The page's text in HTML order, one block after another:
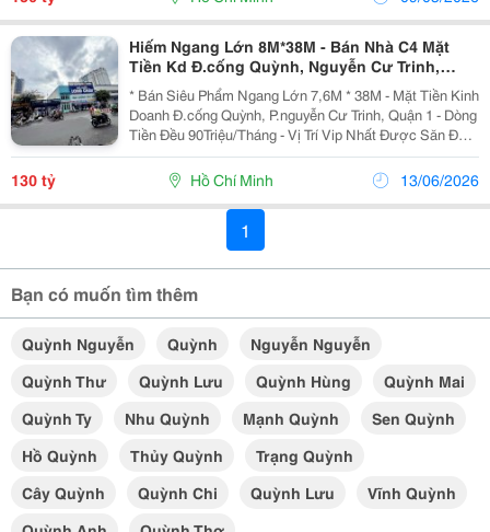
Hiếm Ngang Lớn 8M*38M - Bán Nhà C4 Mặt
Tiền Kd Đ.cống Quỳnh, Nguyễn Cư Trinh,
Quận 1 - Dòng Tiền Đều 90Tr/Th - Giang
Giang:
* Bán Siêu Phẩm Ngang Lớn 7,6M * 38M - Mặt Tiền Kinh
Doanh Đ.cống Quỳnh, P.nguyễn Cư Trinh, Quận 1 - Dòng
Tiền Đều 90Triệu/Tháng - Vị Trí Vip Nhất Được Săn Đón
- Diện Tích: 271M2. - Kết Cấu: Cấp 4 - Phù Hợp Chủ Mới
Về Xây Theo Công Năng Hoạt Động -...
130 tỷ Hồ Chí Minh 13/06/2026
1
Bạn có muốn tìm thêm
Quỳnh Nguyễn Quỳnh
Nguyễn Nguyễn
Quỳnh Thư
Quỳnh Lưu Quỳnh Hùng
Quỳnh Mai
Quỳnh Ty
Nhu Quỳnh Mạnh Quỳnh
Sen Quỳnh
Hồ Quỳnh
Thủy Quỳnh
Trạng Quỳnh
Cây Quỳnh
Quỳnh Chi Quỳnh Lưu
Vĩnh Quỳnh